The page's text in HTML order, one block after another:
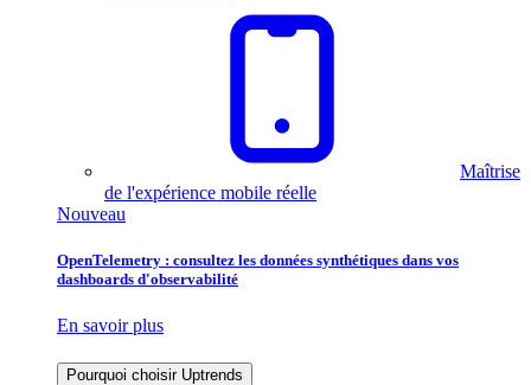
Maîtrise
de l'expérience mobile réelle
Nouveau
OpenTelemetry : consultez les données synthétiques dans vos
dashboards d'observabilité
En savoir plus
Pourquoi choisir Uptrends